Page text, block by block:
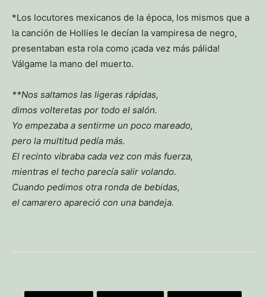
*Los locutores mexicanos de la época, los mismos que a
la canción de Hollies le decían la vampiresa de negro,
presentaban esta rola como ¡cada vez más pálida!
Válgame la mano del muerto.
**Nos saltamos las ligeras rápidas,
dimos volteretas por todo el salón.
Yo empezaba a sentirme un poco mareado,
pero la multitud pedía más.
El recinto vibraba cada vez con más fuerza,
mientras el techo parecía salir volando.
Cuando pedimos otra ronda de bebidas,
el camarero apareció con una bandeja.